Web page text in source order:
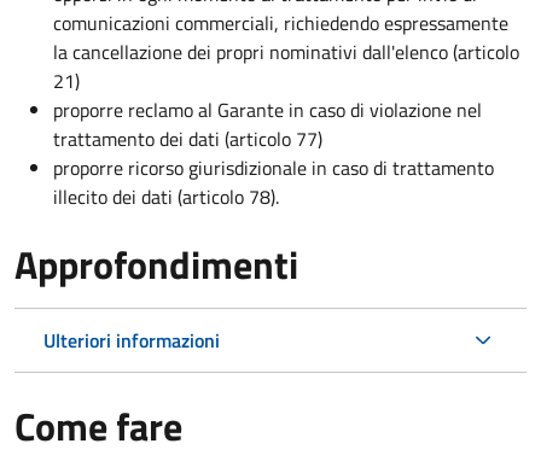
comunicazioni commerciali, richiedendo espressamente
la cancellazione dei propri nominativi dall'elenco (articolo
21)
proporre reclamo al Garante in caso di violazione nel
trattamento dei dati (articolo 77)
proporre ricorso giurisdizionale in caso di trattamento
illecito dei dati (articolo 78).
Approfondimenti
Ulteriori informazioni
Come fare